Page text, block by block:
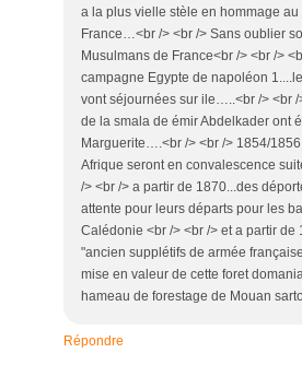
a la plus vielle stèle en hommage
France…<br /> <br /> Sans oublier
Musulmans de France<br /> <br />
campagne Egypte de napoléon
vont séjournées sur ile…..<br /> <br
de la smala de émir Abdelkader ont
Marguerite….<br /> <br /> 1854/
Afrique seront en convalescence
/> <br /> a partir de 1870...des
attente pour leurs départs pour les
Calédonie <br /> <br /> et a partir de
"ancien supplétifs de armée
mise en valeur de cette foret
hameau de forestage de Mouan
Répondre